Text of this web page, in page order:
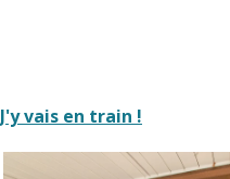
J'y vais en train !